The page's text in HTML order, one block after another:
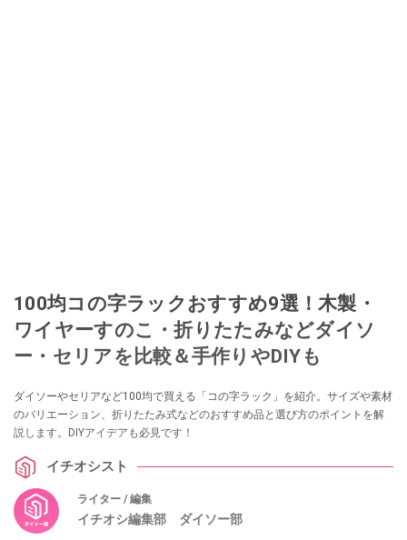
100均コの字ラックおすすめ9選！木製・
ワイヤーすのこ・折りたたみなどダイソ
ー・セリアを比較＆手作りやDIYも
ダイソーやセリアなど100均で買える「コの字ラック」を紹介。サイズや素材
のバリエーション、折りたたみ式などのおすすめ品と選び方のポイントを解
説します。DIYアイデアも必見です！
イチオシスト
ライター / 編集
イチオシ編集部 ダイソー部